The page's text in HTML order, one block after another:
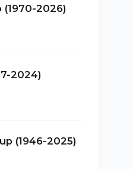
(1970-2026)
2024)
(1946-2025)